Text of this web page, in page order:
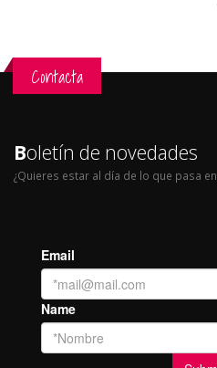
Contacta
Boletín de novedades
¿Quieres estar al día de lo que pasa en